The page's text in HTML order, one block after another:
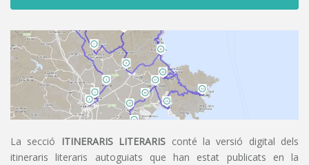
La secció ITINERARIS LITERARIS conté la versió digital dels
itineraris literaris autoguiats que han estat publicats en la